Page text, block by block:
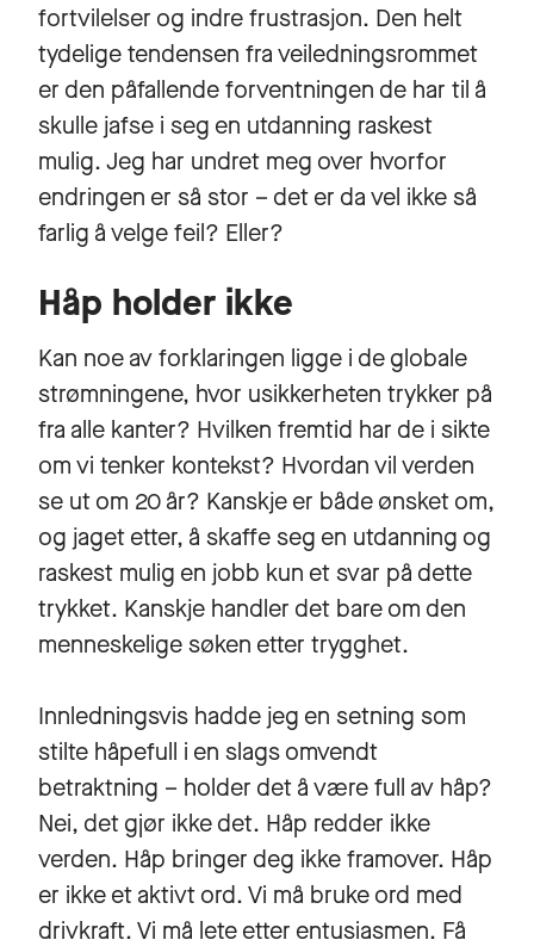
fortvilelser og indre frustrasjon. Den helt
tydelige tendensen fra veiledningsrommet
er den påfallende forventningen de har til å
skulle jafse i seg en utdanning raskest
mulig. Jeg har undret meg over hvorfor
endringen er så stor – det er da vel ikke så
farlig å velge feil? Eller?
Håp holder ikke
Kan noe av forklaringen ligge i de globale
strømningene, hvor usikkerheten trykker på
fra alle kanter? Hvilken fremtid har de i sikte
om vi tenker kontekst? Hvordan vil verden
se ut om 20 år? Kanskje er både ønsket om,
og jaget etter, å skaffe seg en utdanning og
raskest mulig en jobb kun et svar på dette
trykket. Kanskje handler det bare om den
menneskelige søken etter trygghet.
Innledningsvis hadde jeg en setning som
stilte håpefull i en slags omvendt
betraktning – holder det å være full av håp?
Nei, det gjør ikke det. Håp redder ikke
verden. Håp bringer deg ikke framover. Håp
er ikke et aktivt ord. Vi må bruke ord med
drivkraft. Vi må lete etter entusiasmen. Få